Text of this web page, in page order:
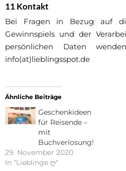
11 Kontakt
Bei Fragen in Bezug auf
Gewinnspiels und der
persönlichen Daten
info(at)lieblingsspot.de
Ähnliche Beiträge
Geschenkideen
für Reisende –
mit
Buchverlosung!
29. November 2020
In "Lieblinge ღ"